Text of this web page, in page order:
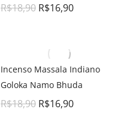
R$18,90 R$16,90
Incenso Massala Indiano
Goloka Namo Bhuda
R$18,90 R$16,90